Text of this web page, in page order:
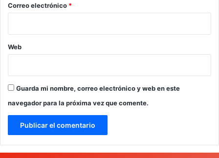
*
Correo electrónico *
Web
Guarda mi nombre, correo electrónico y web en este
navegador para la próxima vez que comente.